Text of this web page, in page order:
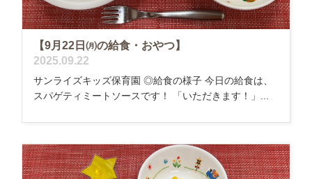
【9月22日㈪の給食・おやつ】
2025.09.22
サンライズキッズ保育園 ◎給食の様子 今日の給食は、
スパゲティミートソースです！ 「いただきます！」...